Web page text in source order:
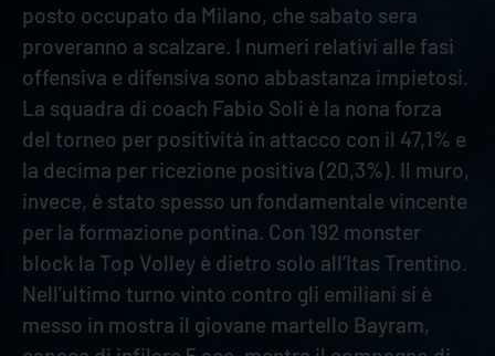
posto occupato da Milano, che sabato sera
proveranno a scalzare. I numeri relativi alle fasi
offensiva e difensiva sono abbastanza impietosi.
La squadra di coach Fabio Soli è la nona forza
del torneo per positività in attacco con il 47,1% e
la decima per ricezione positiva (20,3%). Il muro,
invece, è stato spesso un fondamentale vincente
per la formazione pontina. Con 192 monster
block la Top Volley è dietro solo all’Itas Trentino.
Nell’ultimo turno vinto contro gli emiliani si è
messo in mostra il giovane martello Bayram,